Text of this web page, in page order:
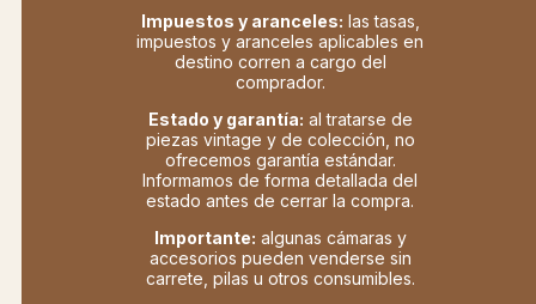
Impuestos y aranceles: las tasas,
impuestos y aranceles aplicables en
destino corren a cargo del
comprador.
Estado y garantía: al tratarse de
piezas vintage y de colección, no
ofrecemos garantía estándar.
Informamos de forma detallada del
estado antes de cerrar la compra.
Importante: algunas cámaras y
accesorios pueden venderse sin
carrete, pilas u otros consumibles.